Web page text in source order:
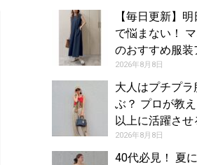
【毎日更新】
で悩まない！
のおすすめ服装
月9日夏】
2026年8月8日
大人はプチプラ
ぶ？ プロが教
以上に活躍させ
2026年8月8日
40代必見！ 夏